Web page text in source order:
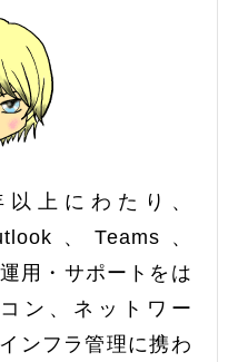
上にわたり、
、Teams、
用・サポートをは
ン、ネットワー
ンフラ管理に携わ